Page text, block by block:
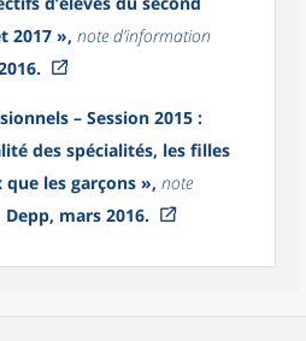
2017 », note d’information
– Session 2015 :
des spécialités, les filles
les garçons », note
Depp, mars 2016.